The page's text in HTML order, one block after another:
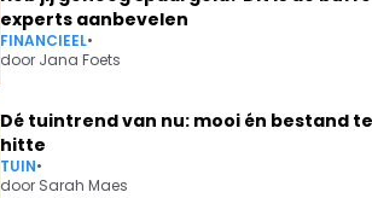
experts aanbevelen
FINANCIEEL•
door Jana Foets
Dé tuintrend van nu: mooi én bestand
hitte
TUIN•
door Sarah Maes